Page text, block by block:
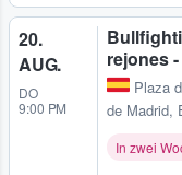
20.
AUG.
DO
9:00 PM
rejones
Plaza
de Madrid,
In zwei